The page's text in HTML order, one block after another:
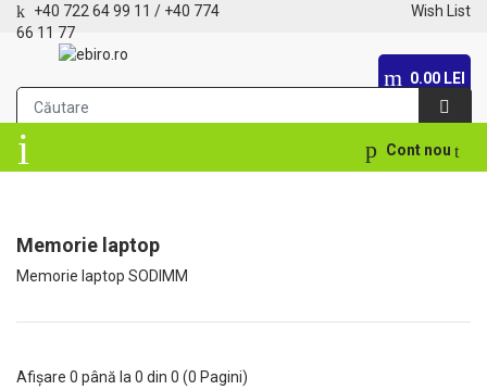
+40 722 64 99 11 / +40 774
66 11 77
Wish List
0.00 LEI
Cont nou
Memorie laptop
Memorie laptop SODIMM
Afișare 0 până la 0 din 0 (0 Pagini)